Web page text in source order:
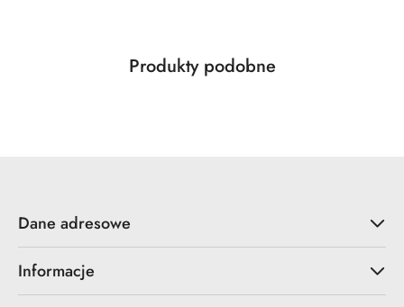
Pomiń karuzelę produktów
Produkty
Produkty podobne
Dane adresowe
Informacje